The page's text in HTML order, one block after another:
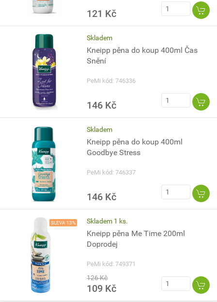
121 Kč
Skladem
Kneipp pěna do koup 400ml Čas
Snění
PeMi kód: 746336
146 Kč
Skladem
Kneipp pěna do koup 400ml
Goodbye Stress
PeMi kód: 746337
146 Kč
SLEVA 13% Skladem 1 ks.
Kneipp pěna Me Time 200ml
Doprodej
PeMi kód: 749371
126 Kč
109 Kč